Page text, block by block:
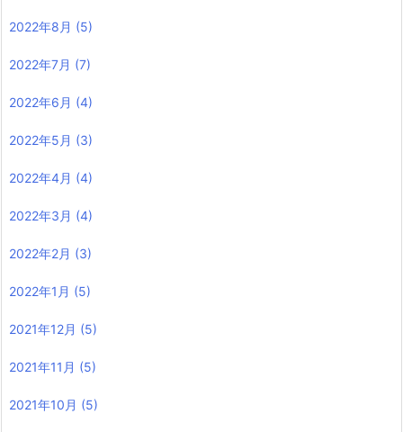
2022年8月 (5)
2022年7月 (7)
2022年6月 (4)
2022年5月 (3)
2022年4月 (4)
2022年3月 (4)
2022年2月 (3)
2022年1月 (5)
2021年12月 (5)
2021年11月 (5)
2021年10月 (5)